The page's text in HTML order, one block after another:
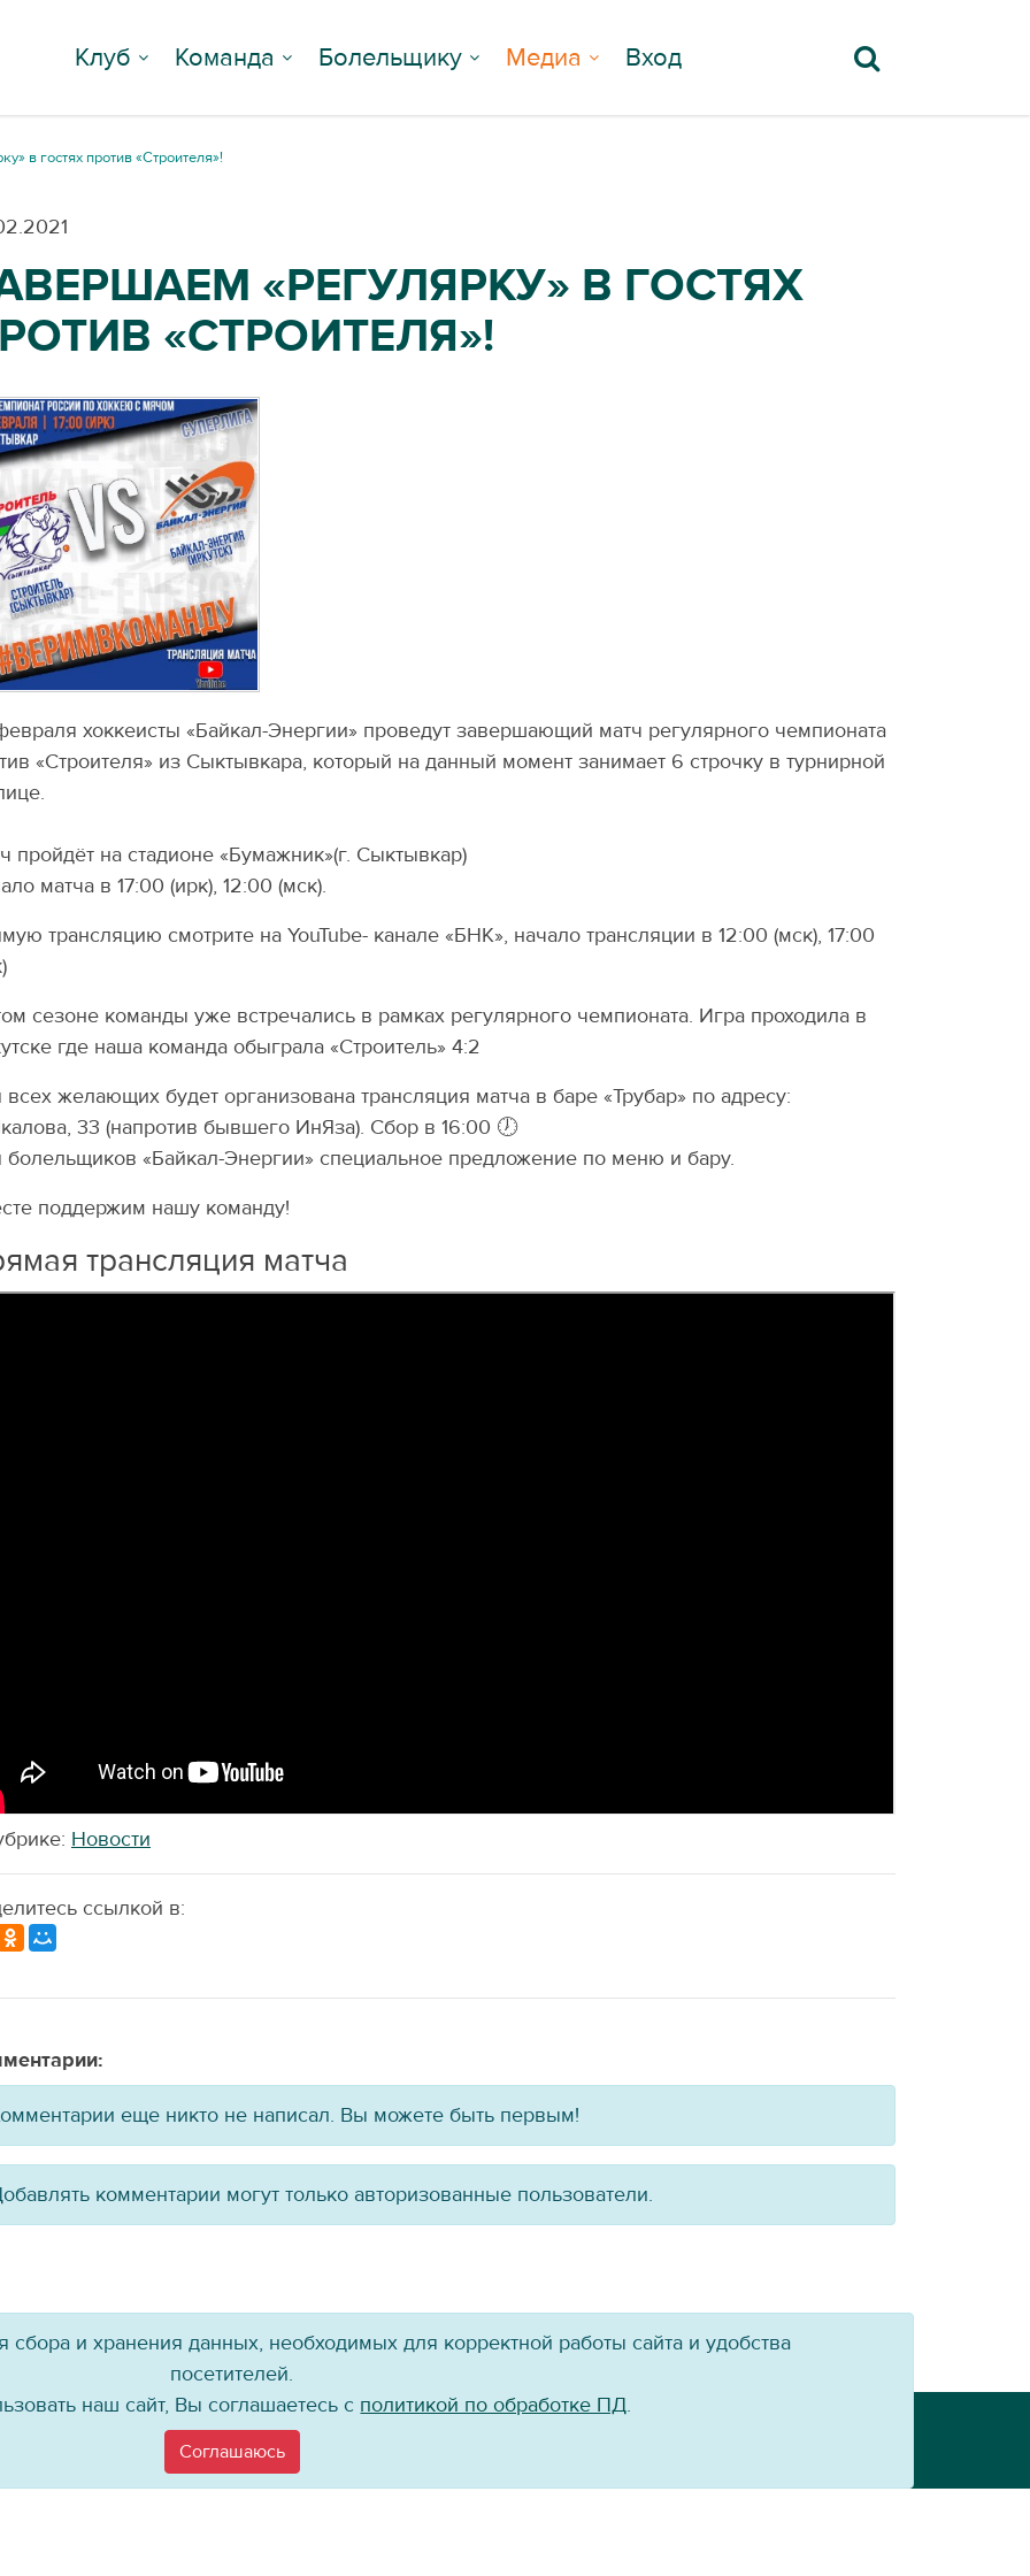
Клуб Команда Болельщику Медиа Вход
в гостях против «Строителя»!
«РЕГУЛЯРКУ» В ГОСТЯХ
«СТРОИТЕЛЯ»!
хоккеисты «Байкал-Энергии» проведут завершающий матч регулярного чемпионата
«Строителя» из Сыктывкара, который на данный момент занимает 6 строчку в турнирной
пройдёт на стадионе «Бумажник»(г. Сыктывкар)
матча в 17:00 (ирк), 12:00 (мск).
трансляцию смотрите на YouTube- канале «БНК», начало трансляции в 12:00 (мск), 17:00
сезоне команды уже встречались в рамках регулярного чемпионата. Игра проходила в
где наша команда обыграла «Строитель» 4:2
желающих будет организована трансляция матча в баре «Трубар» по адресу:
33 (напротив бывшего ИнЯза). Сбор в 16:00 🕖
«Байкал-Энергии» специальное предложение по меню и бару.
поддержим нашу команду!
трансляция матча
Новости
ссылкой в:
еще никто не написал. Вы можете быть первым!
комментарии могут только авторизованные пользователи.
Присоединяйтесь к нам!
©Хоккейный клуб «Байкал-Энергия», 2004–2026
сбора и хранения данных, необходимых для корректной работы сайта и удобства
посетителей.
наш сайт, Вы соглашаетесь с политикой по обработке ПД.
Соглашаюсь